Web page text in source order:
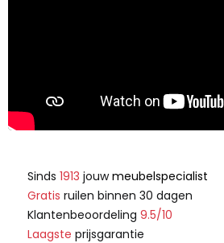
Sinds 1913 jouwmeubelspecialist
Gratis ruilen binnen 30 dagen
Klantenbeoordeling 9.5/10
Laagste prijsgarantie